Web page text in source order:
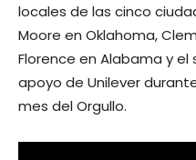
locales de las cinco
Moore en Oklahoma,
Florence en Alabama y el
apoyo de Unilever
mes del Orgullo.